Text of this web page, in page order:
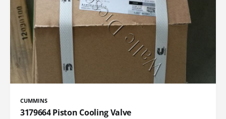
CUMMINS
3179664 Piston Cooling Valve